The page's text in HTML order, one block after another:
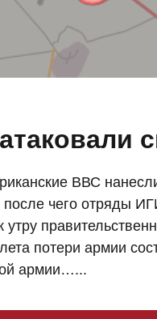
ВВС
после чего отряды
потери армии
армии…...